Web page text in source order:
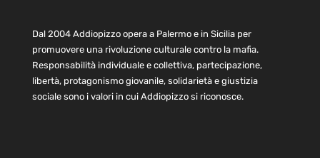
Dal 2004 Addiopizzo opera a Palermo e in Sicilia per
promuovere una rivoluzione culturale contro la mafia.
Responsabilità individuale e collettiva, partecipazione,
libertà, protagonismo giovanile, solidarietà e giustizia
sociale sono i valori in cui Addiopizzo si riconosce.